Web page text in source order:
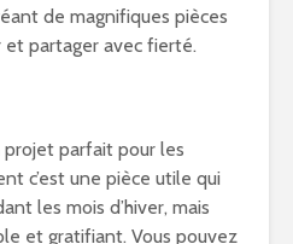
de magnifiques pièces
partager avec fierté.
projet parfait pour les
c’est une pièce utile qui
les mois d’hiver, mais
et gratifiant. Vous pouvez